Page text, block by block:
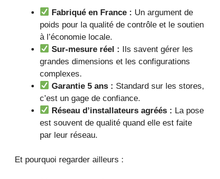
Fabriqué en France : Un argument de
poids pour la qualité de contrôle et le soutien
à l’économie locale.
Sur-mesure réel : Ils savent gérer les
grandes dimensions et les configurations
complexes.
Garantie 5 ans : Standard sur les stores,
c’est un gage de confiance.
Réseau d’installateurs agréés : La pose
est souvent de qualité quand elle est faite
par leur réseau.
Et pourquoi regarder ailleurs :